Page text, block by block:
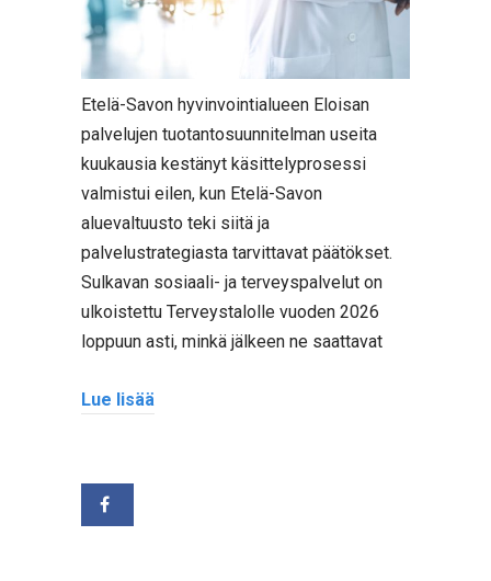
Etelä-Savon hyvinvointialueen Eloisan
palvelujen tuotantosuunnitelman useita
kuukausia kestänyt käsittelyprosessi
valmistui eilen, kun Etelä-Savon
aluevaltuusto teki siitä ja
palvelustrategiasta tarvittavat päätökset.
Sulkavan sosiaali- ja terveyspalvelut on
ulkoistettu Terveystalolle vuoden 2026
loppuun asti, minkä jälkeen ne saattavat
Lue lisää